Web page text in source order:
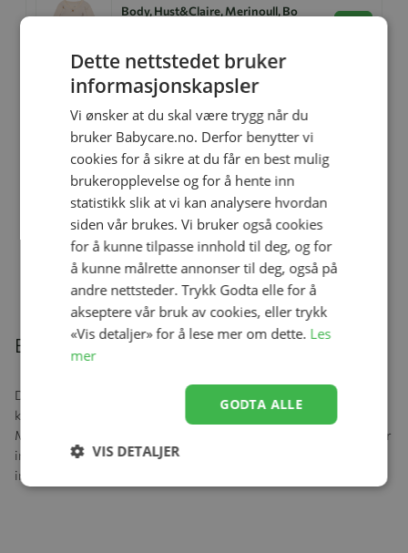
Body, Hust&Claire, Merinoull, Bo
Heldress, Hust&Claire, Merlin,
Merinoull, Turtle
kr 1 099,00
Hust&Claire Ullbody,Baloo
Dino,Baby Blue
kr 499,00
Beskrivelse
Disse klassiske vottene i merinoull holder små hender varme og
komfortable, samtidig som de puster og transporterer bort fukt.
Myk ribb i håndleddet gir god passform og hindrer at kulde slipper
inn. Slitesterkt ullstoff som tåler daglig bruk. Diskré logodetalj i
imitert skinn for et stilrent uttrykk.
Dette nettstedet bruker
informasjonskapsler
Vi ønsker at du skal være trygg når du
bruker Babycare.no. Derfor benytter vi
cookies for å sikre at du får en best mulig
brukeropplevelse og for å hente inn
statistikk slik at vi kan analysere hvordan
siden vår brukes. Vi bruker også cookies
for å kunne tilpasse innhold til deg, og for
å kunne målrette annonser til deg, også på
andre nettsteder. Trykk Godta elle for å
akseptere vår bruk av cookies, eller trykk
«Vis detaljer» for å lese mer om dette. Les
mer
GODTA ALLE
VIS DETALJER